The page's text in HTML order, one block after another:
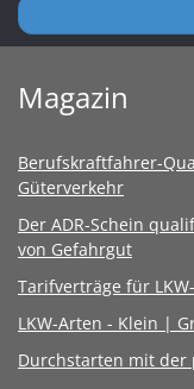
Magazin
Berufskraftfahrer-
Güterverkehr
Der ADR-Schein
von Gefahrgut
Tarifverträge für
LKW-Arten - Klein |
Durchstarten mit der